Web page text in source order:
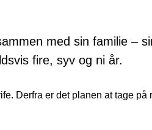
med sin familie –
fire, syv og ni år.
Derfra er det planen at tage